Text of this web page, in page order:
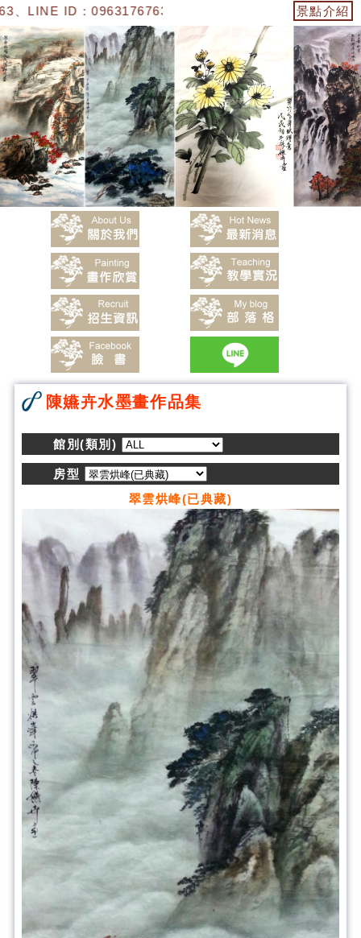
LINE ID：0963176763】「陳嬿卉水墨畫」 景點介紹
陳嬿卉水墨畫作品集
館別(類別)
房型
翠雲烘峰(已典藏)